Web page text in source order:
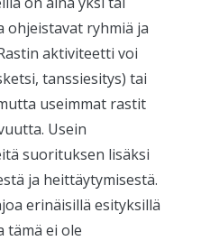
ohjeistavat ryhmiä ja
aktiviteetti voi
tanssiesitys) tai
useimmat rastit
Usein
suorituksen lisäksi
ja heittäytymisestä.
erinäisillä esityksillä
tämä ei ole